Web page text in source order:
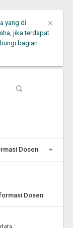
×
yang di
jika terdapat
bagian
Dosen
Dosen